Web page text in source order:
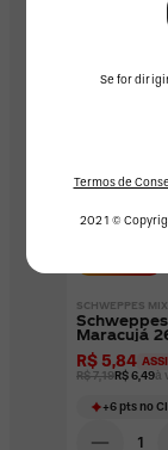
Se for
Termos de
2021 ©
SCHWEPPES
Maracujá
R$ 5,84
R$ 7,19R$ 6,49à
+6ptsno